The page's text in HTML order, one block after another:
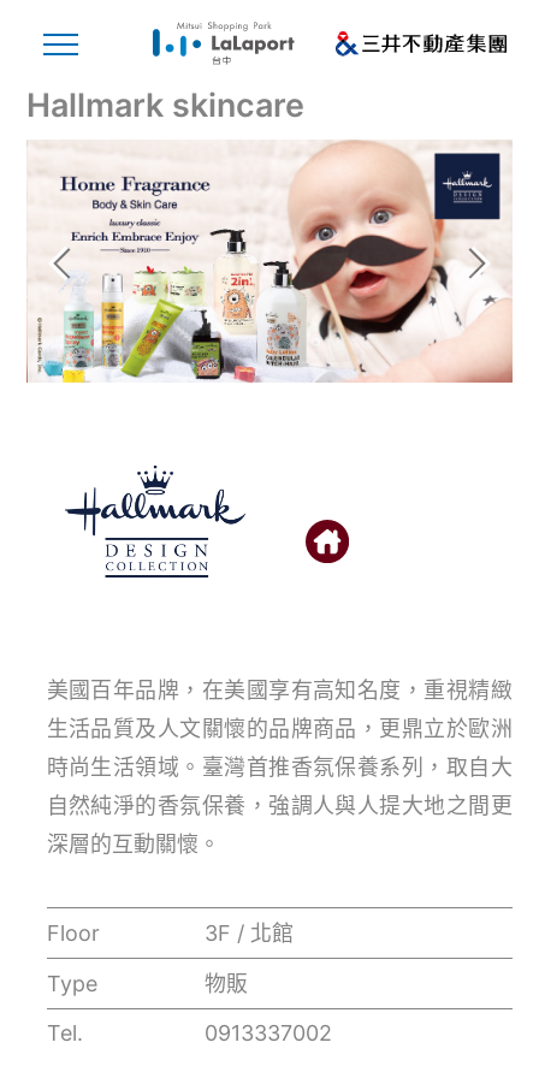
Hallmark skincare
美國百年品牌，在美國享有高知名度，重視精緻
生活品質及人文關懷的品牌商品，更鼎立於歐洲
時尚生活領域。臺灣首推香氛保養系列，取自大
自然純淨的香氛保養，強調人與人提大地之間更
深層的互動關懷。
Floor
3F / 北館
Type
物販
Tel.
0913337002